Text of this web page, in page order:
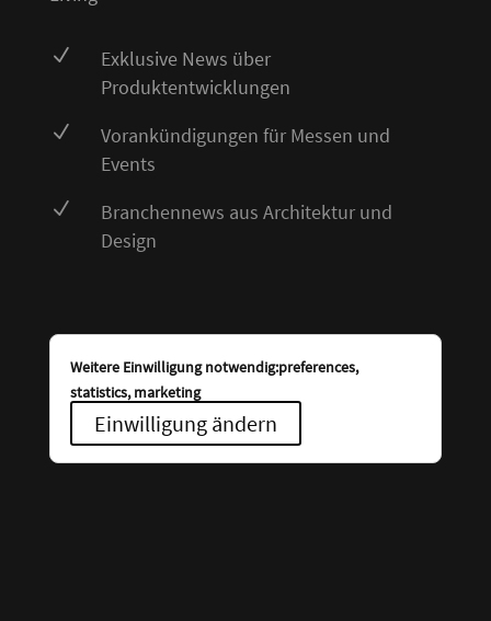
N
Exklusive News über
Produktentwicklungen
N
Vorankündigungen für Messen und
Events
N
Branchennews aus Architektur und
Design
Weitere Einwilligung notwendig:preferences,
statistics, marketing
Einwilligung ändern